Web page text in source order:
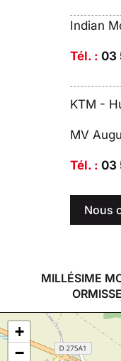
Indian
Tél. : 03
KTM -
MV
Tél. : 03
Nous
MILLÉSIME
+
−